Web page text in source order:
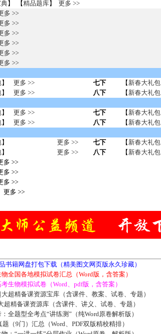
】 【精品题库】 更多 >>
多 >>
多 >>
多 >>
多 >>
多 >>
多 >>
】
】
更多 >>
更多 >>
七下
八下
【 新春大礼包
【 新春大礼包
】
】
更多 >>
更多 >>
七下
八下
【 新春大礼包
【 新春大礼包
】
】
更多 >>
更多 >>
七下
八下
【 新春大礼包
【 新春大礼包
多 >>
多 >>
多 >>
更多 >>
书籍网盘打包下载（精美图文网页版永久珍藏）
全国各地模拟试卷汇总（Word版，含答案）
生物模拟试卷（Word、pdf版，含答案）
超精备课资源宝库（含课件、教案、试卷、专题）
超精备课资源库（含课件、讲义、试卷、专题）
全题型全考点“讲练测”（纯Word原卷解析版）
（9门）汇总（Word、PDF双版精校精排）